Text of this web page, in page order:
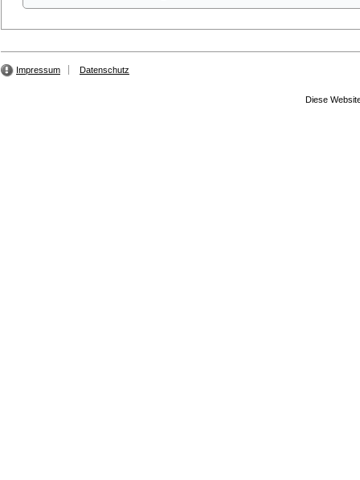
Impressum Datenschutz
Diese